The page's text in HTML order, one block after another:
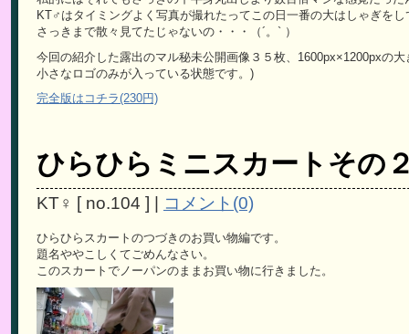
KT♂はタイミングよく写真が撮れたってこの日一番の大はしゃぎをし
さっきまで散々見てたじゃないの・・・（´。` ）
今回の紹介した露出のマル秘未公開画像３５枚、1600px×1200pxの
小さなロゴのみが入っている状態です。)
完全版はコチラ(230円)
ひらひらミニスカートその
KT♀ [no.104 ] | コメント(0)
ひらひらスカートのつづきのお買い物編です。
題名ややこしくてごめんなさい。
このスカートでノーパンのままお買い物に行きました。